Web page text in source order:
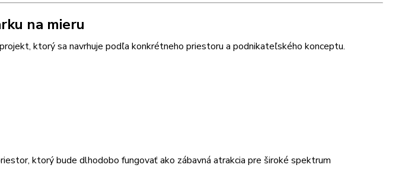
na mieru
ktorý sa navrhuje podľa konkrétneho priestoru a podnikateľského konceptu.
ktorý bude dlhodobo fungovať ako zábavná atrakcia pre široké spektrum